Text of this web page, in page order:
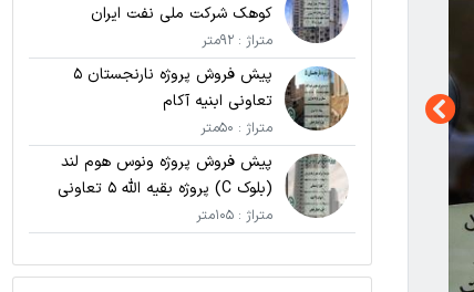
کوهک شرکت ملی نفت ایران
متراژ : 92متر
پیش فروش پروژه نارنجستان 5
تعاونی ابنیه آکام
متراژ : 50متر
پیش فروش پروژه ونوس هوم لند
(بلوک C) پروژه بقیه الله 5 تعاونی
نامی اریکه پارسیان
متراژ : 105متر